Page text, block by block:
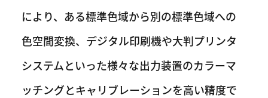
により、ある標準色域から別の標準色域への
色空間変換、デジタル印刷機や大判プリンタ
システムといった様々な出力装置のカラーマ
ッチングとキャリブレーションを高い精度で